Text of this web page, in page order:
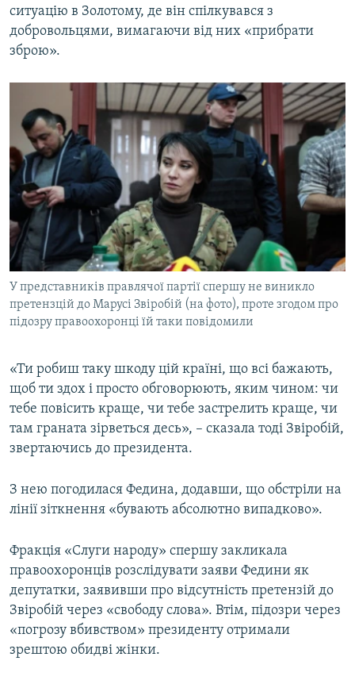
ситуацію в Золотому, де він спілкувався з
добровольцями, вимагаючи від них «прибрати
зброю».
У представників правлячої партії спершу не виникло
претензцій до Марусі Звіробій (на фото), проте згодом про
підозру правоохоронці їй таки повідомили
«Ти робиш таку шкоду цій країні, що всі бажають,
щоб ти здох і просто обговорюють, яким чином: чи
тебе повісить краще, чи тебе застрелить краще, чи
там граната зірветься десь», – сказала тоді Звіробій,
звертаючись до президента.
З нею погодилася Федина, додавши, що обстріли на
лінії зіткнення «бувають абсолютно випадково».
Фракція «Слуги народу» спершу закликала
правоохоронців розслідувати заяви Федини як
депутатки, заявивши про відсутність претензій до
Звіробій через «свободу слова». Втім, підозри через
«погрозу вбивством» президенту отримали
зрештою обидві жінки.